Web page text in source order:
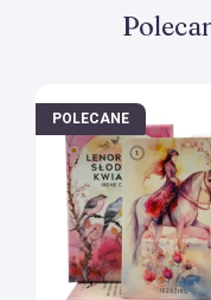
Cena
Rok wydania:2023
Rodzaj produktu:
Kolor brzegów:
POLECANE